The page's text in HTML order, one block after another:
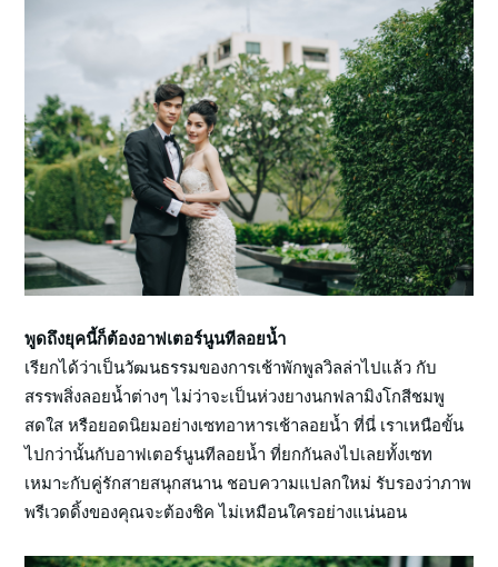
พูดถึงยุคนี้ก็ต้องอาฟเตอร์นูนทีลอยน้ำ
เรียกได้ว่าเป็นวัฒนธรรมของการเช้าพักพูลวิลล่าไปแล้ว กับ
สรรพสิ่งลอยน้ำต่างๆ ไม่ว่าจะเป็นห่วงยางนกฟลามิงโกสีชมพู
สดใส หรือยอดนิยมอย่างเซทอาหารเช้าลอยน้ำ ที่นี่ เราเหนือขั้น
ไปกว่านั้นกับอาฟเตอร์นูนทีลอยน้ำ ที่ยกกันลงไปเลยทั้งเซท
เหมาะกับคู่รักสายสนุกสนาน ชอบความแปลกใหม่ รับรองว่าภาพ
พรีเวดดิ้งของคุณจะต้องชิค ไม่เหมือนใครอย่างแน่นอน